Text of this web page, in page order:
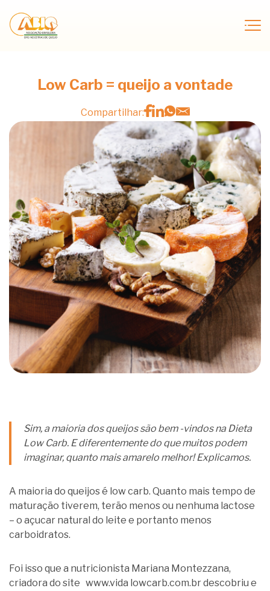
Low Carb = queijo a vontade
Compartilhar:
Sim, a maioria dos queijos são bem -vindos na Dieta
Low Carb. E diferentemente do que muitos podem
imaginar, quanto mais amarelo melhor! Explicamos.
A maioria do queijos é low carb. Quanto mais tempo de
maturação tiverem, terão menos ou nenhuma lactose
– o açucar natural do leite e portanto menos
carboidratos.
Foi isso que a nutricionista Mariana Montezzana,
criadora do site www.vida lowcarb.com.br descobriu e